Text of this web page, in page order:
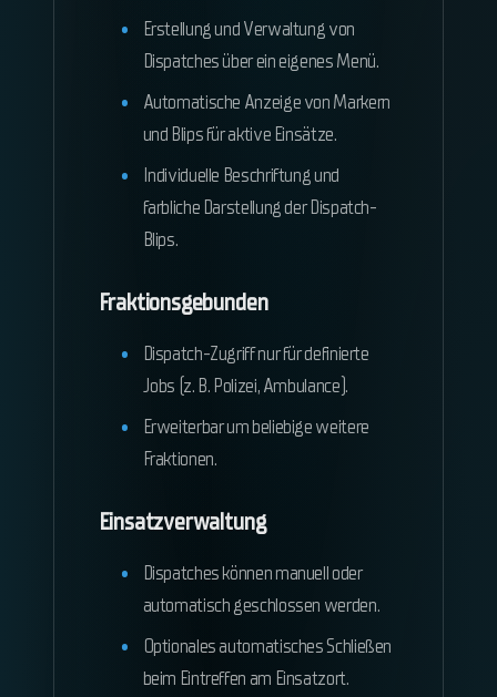
Erstellung und Verwaltung von
Dispatches über ein eigenes Menü.
Automatische Anzeige von Markern
und Blips für aktive Einsätze.
Individuelle Beschriftung und
farbliche Darstellung der Dispatch-
Blips.
Fraktionsgebunden
Dispatch-Zugriff nur für definierte
Jobs (z. B. Polizei, Ambulance).
Erweiterbar um beliebige weitere
Fraktionen.
Einsatzverwaltung
Dispatches können manuell oder
automatisch geschlossen werden.
Optionales automatisches Schließen
beim Eintreffen am Einsatzort.